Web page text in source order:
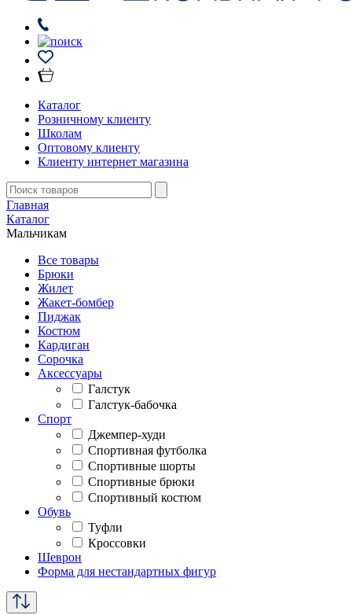
Каталог
Розничному клиенту
Школам
Оптовому клиенту
Клиенту интернет магазина
Главная
Каталог
Мальчикам
Все товары
Брюки
Жилет
Жакет-бомбер
Пиджак
Костюм
Кардиган
Сорочка
Аксессуары
Галстук
Галстук-бабочка
Спорт
Джемпер-худи
Спортивная футболка
Спортивные шорты
Спортивные брюки
Спортивный костюм
Обувь
Туфли
Кроссовки
Шеврон
Форма для нестандартных фигур